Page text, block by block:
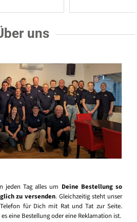
uns
jeden Tag alles um Deine Bestellung so
zu versenden. Gleichzeitig steht unser
für Dich mit Rat und Tat zur Seite.
eine Bestellung oder eine Reklamation ist.